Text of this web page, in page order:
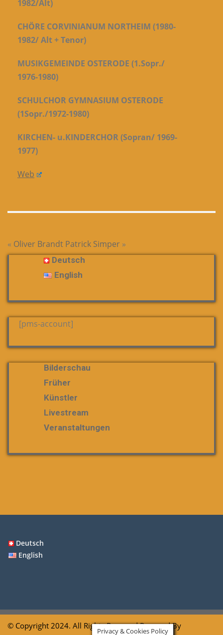
1982/Alt)
CHÖRE CORVINIANUM NORTHEIM (1980-
1982/ Alt + Tenor)
MUSIKGEMEINDE OSTERODE (1.Sopr./
1976-1980)
SCHULCHOR GYMNASIUM OSTERODE
(1Sopr./1972-1980)
KIRCHEN- u.KINDERCHOR (Sopran/ 1969-
1977)
Web
« Oliver Brandt Patrick Simper »
Deutsch
English
[pms-account]
Bilderschau
Früher
Künstler
Livestream
Veranstaltungen
Deutsch
English
© Copyright 2024. All Rights Reserved Powered By
Privacy & Cookies Policy